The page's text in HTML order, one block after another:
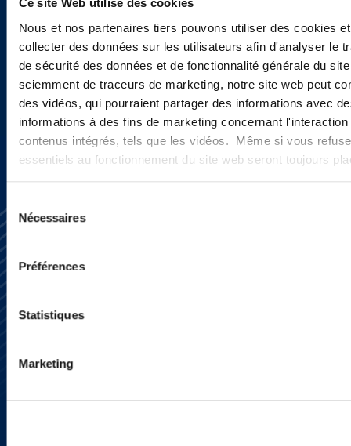
Ce site Web utilise des cookies
Nous et nos partenaires tiers pouvons utiliser des cookies
collecter des données sur les utilisateurs afin d'analyser le
de sécurité des données et de fonctionnalité générale du
sciemment de traceurs de marketing, notre site web peut
des vidéos, qui pourraient partager des informations avec
informations à des fins de marketing concernant
contenus intégrés, tels que les vidéos. Même si vous
essentiels au fonctionnement du site web seront toujours
du
consentement
Nécessaires
Préférences
Statistiques
Marketing
CONTACTEZ-NOUS
NOTRE ÉQUIPE
NOS IMPLANTATIONS
S’abonner
YouTube